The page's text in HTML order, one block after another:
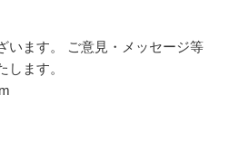
います。 ご意見・メッセージ等
します。